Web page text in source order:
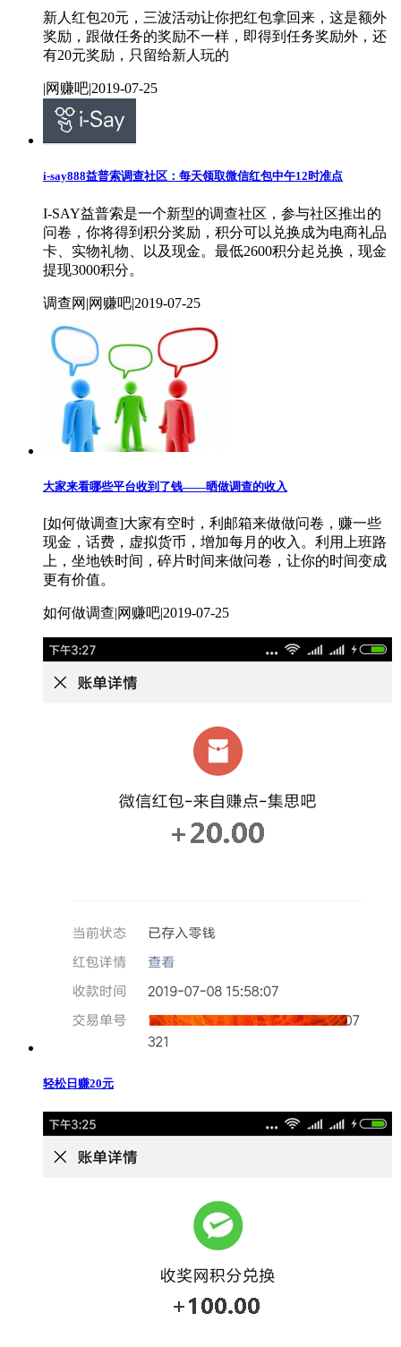
新人红包20元，三波活动让你把红包拿回来，这是额外
奖励，跟做任务的奖励不一样，即得到任务奖励外，还
有20元奖励，只留给新人玩的
|网赚吧|2019-07-25
i-say888益普索调查社区：每天领取微信红包中午12时准点
I-SAY益普索是一个新型的调查社区，参与社区推出的
问卷，你将得到积分奖励，积分可以兑换成为电商礼品
卡、实物礼物、以及现金。最低2600积分起兑换，现金
提现3000积分。
调查网|网赚吧|2019-07-25
大家来看哪些平台收到了钱——晒做调查的收入
[如何做调查]大家有空时，利邮箱来做做问卷，赚一些
现金，话费，虚拟货币，增加每月的收入。利用上班路
上，坐地铁时间，碎片时间来做问卷，让你的时间变成
更有价值。
如何做调查|网赚吧|2019-07-25
轻松日赚20元